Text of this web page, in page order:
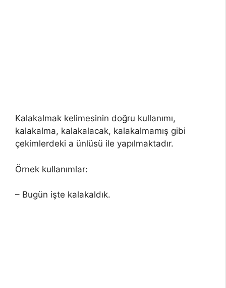
Kalakalmak kelimesinin doğru kullanımı,
kalakalma, kalakalacak, kalakalmamış gibi
çekimlerdeki a ünlüsü ile yapılmaktadır.
Örnek kullanımlar:
– Bugün işte kalakaldık.